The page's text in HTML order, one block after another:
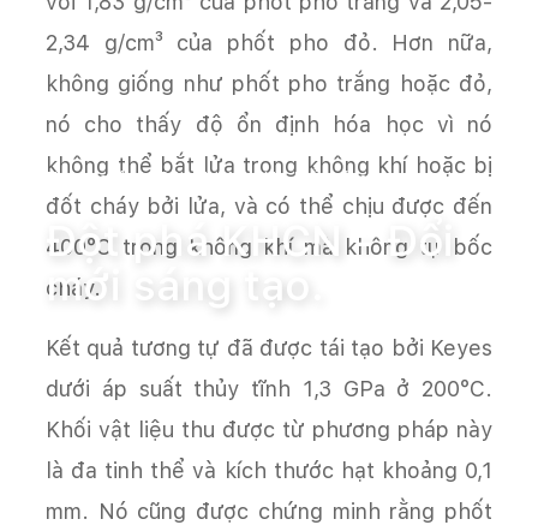
Trang chủ Đột phá KHCN - Đổi mới sáng tạo.
Đột phá KHCN - Đổi
mới sáng tạo.
2,34 g/cm³ của phốt pho đỏ. Hơn nữa,
không giống như phốt pho trắng hoặc đỏ,
nó cho thấy độ ổn định hóa học vì nó
không thể bắt lửa trong không khí hoặc bị
đốt cháy bởi lửa, và có thể chịu được đến
400°C trong không khí mà không tự bốc
cháy.
Kết quả tương tự đã được tái tạo bởi Keyes
dưới áp suất thủy tĩnh 1,3 GPa ở 200°C.
Khối vật liệu thu được từ phương pháp này
là đa tinh thể và kích thước hạt khoảng 0,1
mm. Nó cũng được chứng minh rằng phốt